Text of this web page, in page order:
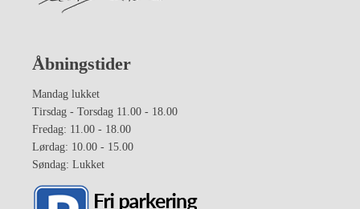
Åbningstider
Mandag lukket
Tirsdag - Torsdag 11.00 - 18.00
Fredag: 11.00 - 18.00
Lørdag: 10.00 - 15.00
Søndag: Lukket